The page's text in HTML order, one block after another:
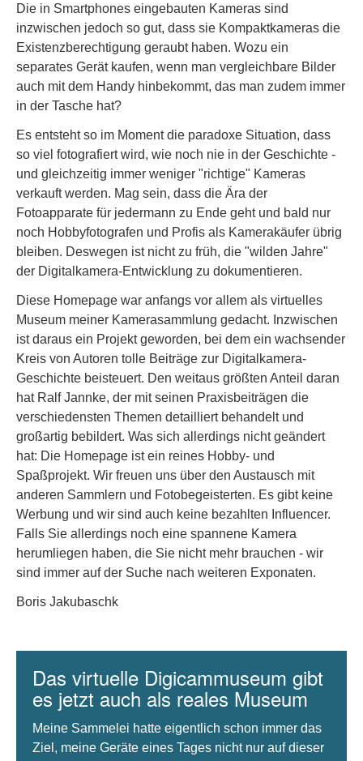
Die in Smartphones eingebauten Kameras sind
inzwischen jedoch so gut, dass sie Kompaktkameras die
Existenzberechtigung geraubt haben. Wozu ein
separates Gerät kaufen, wenn man vergleichbare Bilder
auch mit dem Handy hinbekommt, das man zudem immer
in der Tasche hat?
Es entsteht so im Moment die paradoxe Situation, dass
so viel fotografiert wird, wie noch nie in der Geschichte -
und gleichzeitig immer weniger "richtige" Kameras
verkauft werden. Mag sein, dass die Ära der
Fotoapparate für jedermann zu Ende geht und bald nur
noch Hobbyfotografen und Profis als Kamerakäufer übrig
bleiben. Deswegen ist nicht zu früh, die "wilden Jahre"
der Digitalkamera-Entwicklung zu dokumentieren.
Diese Homepage war anfangs vor allem als virtuelles
Museum meiner Kamerasammlung gedacht. Inzwischen
ist daraus ein Projekt geworden, bei dem ein wachsender
Kreis von Autoren tolle Beiträge zur Digitalkamera-
Geschichte beisteuert. Den weitaus größten Anteil daran
hat Ralf Jannke, der mit seinen Praxisbeiträgen die
verschiedensten Themen detailliert behandelt und
großartig bebildert. Was sich allerdings nicht geändert
hat: Die Homepage ist ein reines Hobby- und
Spaßprojekt. Wir freuen uns über den Austausch mit
anderen Sammlern und Fotobegeisterten. Es gibt keine
Werbung und wir sind auch keine bezahlten Influencer.
Falls Sie allerdings noch eine spannene Kamera
herumliegen haben, die Sie nicht mehr brauchen - wir
sind immer auf der Suche nach weiteren Exponaten.
Boris Jakubaschk
Das virtuelle Digicammuseum gibt
es jetzt auch als reales Museum
Meine Sammelei hatte eigentlich schon immer das
Ziel, meine Geräte eines Tages nicht nur auf dieser